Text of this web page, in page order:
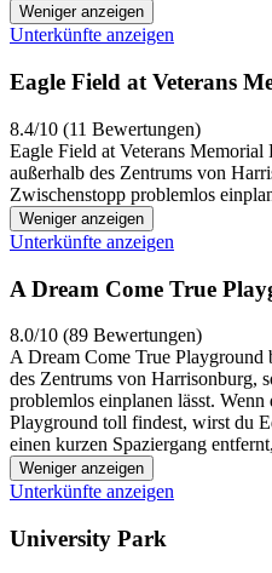
Weniger anzeigen
Unterkünfte anzeigen
Eagle Field at Veterans
8.4/10 (11 Bewertungen)
Eagle Field at Veterans
außerhalb des Zentrums von
Zwischenstopp problemlos
Weniger anzeigen
Unterkünfte anzeigen
A Dream Come True
8.0/10 (89 Bewertungen)
A Dream Come True Playground
des Zentrums von Harrisonburg,
problemlos einplanen lässt.
Playground toll findest, wirst du
einen kurzen Spaziergang
Weniger anzeigen
Unterkünfte anzeigen
University Park